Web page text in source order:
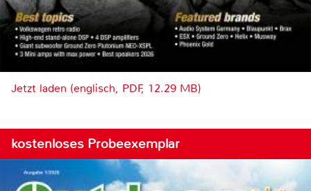
Jetzt laden (englisch, PDF, 12.29 MB)
kostenloses Probeexemplar